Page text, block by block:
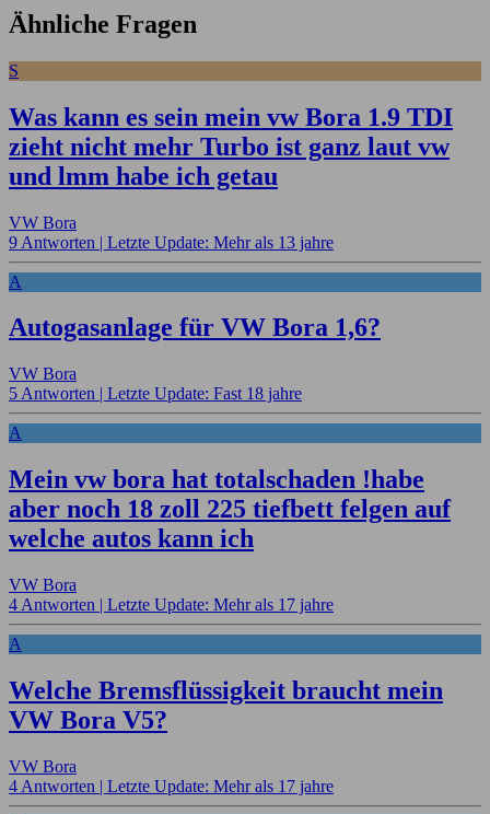
Ähnliche Fragen
S
Was kann es sein mein vw Bora 1.9 TDI
zieht nicht mehr Turbo ist ganz laut vw
und lmm habe ich getau
VW Bora
9 Antworten | Letzte Update: Mehr als 13 jahre
A
Autogasanlage für VW Bora 1,6?
VW Bora
5 Antworten | Letzte Update: Fast 18 jahre
A
Mein vw bora hat totalschaden !habe
aber noch 18 zoll 225 tiefbett felgen auf
welche autos kann ich
VW Bora
4 Antworten | Letzte Update: Mehr als 17 jahre
A
Welche Bremsflüssigkeit braucht mein
VW Bora V5?
VW Bora
4 Antworten | Letzte Update: Mehr als 17 jahre